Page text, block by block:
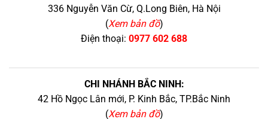
336 Nguyễn Văn Cừ, Q.Long Biên, Hà Nội
(Xem bản đồ)
Điện thoại: 0977 602 688
CHI NHÁNH BẮC NINH:
42 Hồ Ngọc Lân mới, P. Kinh Bắc, TP.Bắc Ninh
(Xem bản đồ)